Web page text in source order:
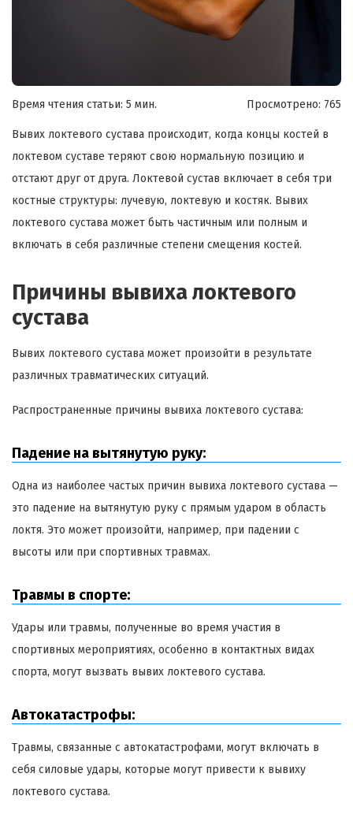
Время чтения статьи: 5 мин. Просмотрено: 765
Вывих локтевого сустава происходит, когда концы костей в
локтевом суставе теряют свою нормальную позицию и
отстают друг от друга. Локтевой сустав включает в себя три
костные структуры: лучевую, локтевую и костяк. Вывих
локтевого сустава может быть частичным или полным и
включать в себя различные степени смещения костей.
Причины вывиха локтевого
сустава
Вывих локтевого сустава может произойти в результате
различных травматических ситуаций.
Распространенные причины вывиха локтевого сустава:
Падение на вытянутую руку:
Одна из наиболее частых причин вывиха локтевого сустава —
это падение на вытянутую руку с прямым ударом в область
локтя. Это может произойти, например, при падении с
высоты или при спортивных травмах.
Травмы в спорте:
Удары или травмы, полученные во время участия в
спортивных мероприятиях, особенно в контактных видах
спорта, могут вызвать вывих локтевого сустава.
Автокатастрофы:
Травмы, связанные с автокатастрофами, могут включать в
себя силовые удары, которые могут привести к вывиху
локтевого сустава.